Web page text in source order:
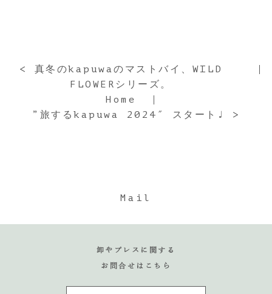
< 真冬のkapuwaのマストバイ、WILD
FLOWERシリーズ。
Home
”旅するkapuwa 2024″ スタート♩ >
Mail
卸やプレスに関する
お問合せはこちら